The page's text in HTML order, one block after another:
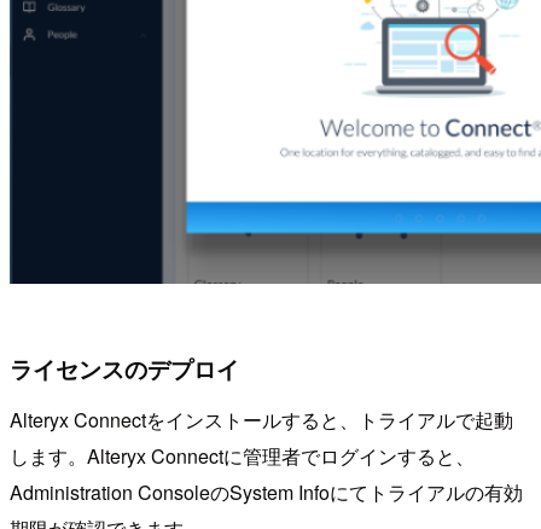
ライセンスのデプロイ
Alteryx Connectをインストールすると、トライアルで起動
します。Alteryx Connectに管理者でログインすると、
Administration ConsoleのSystem Infoにてトライアルの有効